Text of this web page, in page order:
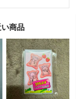
商品